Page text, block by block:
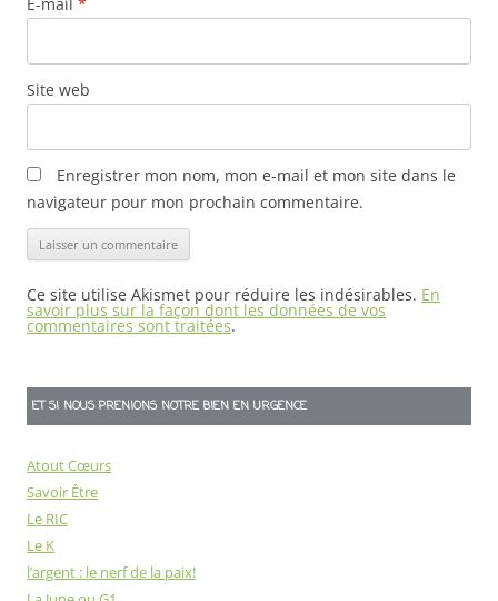
Site web
Enregistrer mon nom, mon e-mail et mon site dans le
navigateur pour mon prochain commentaire.
Ce site utilise Akismet pour réduire les indésirables. En
savoir plus sur la façon dont les données de vos
commentaires sont traitées.
ET SI NOUS PRENIONS NOTRE BIEN EN URGENCE
Atout Cœurs
Savoir Être
Le RIC
Le K
l’argent : le nerf de la paix!